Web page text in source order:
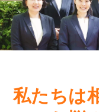
サービスメニュー
生前対策
セミナー情報
私たちは